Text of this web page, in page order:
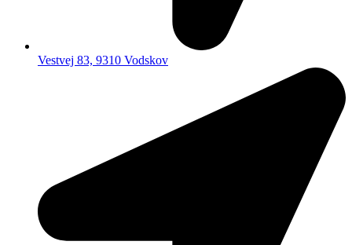
Vestvej 83, 9310 Vodskov